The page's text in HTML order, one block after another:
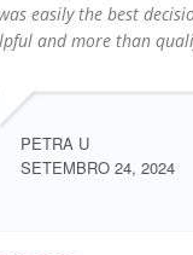
easily the best
and more than
PETRA U
SETEMBRO 24, 2024